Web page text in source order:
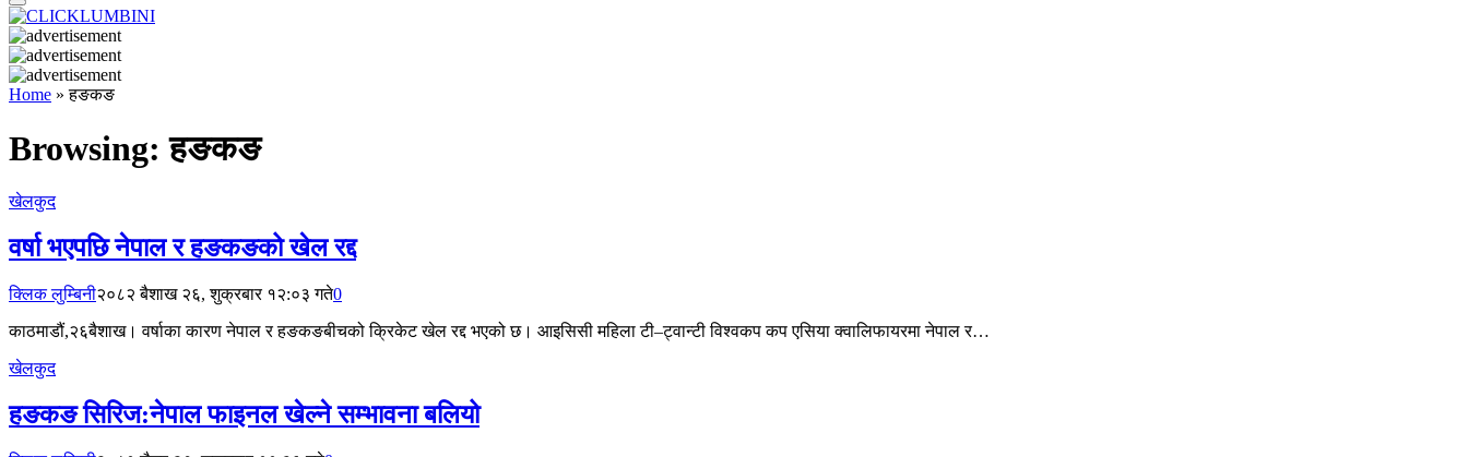
Home »हङकङ
Browsing:हङकङ
खेलकुद
वर्षा भएपछि नेपाल र हङकङको खेल रद्द
क्लिक लुम्बिनी२०८२ बैशाख २६, शुक्रबार १२:०३ गते0
काठमाडौं,२६बैशाख। वर्षाका कारण नेपाल र हङकङबीचको क्रिकेट खेल रद्द भएको छ। आइसिसी महिला टी–ट्वान्टी विश्वकप कप एसिया क्वालिफायरमा नेपाल र…
खेलकुद
हङकङ सिरिज:नेपाल फाइनल खेल्ने सम्भावना बलियो